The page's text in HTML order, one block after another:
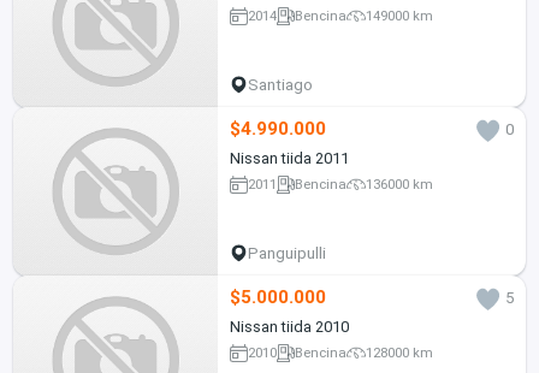
2014 Bencina 149000 km
Santiago
$4.990.000
0
Nissan tiida 2011
2011 Bencina 136000 km
Panguipulli
$5.000.000
5
Nissan tiida 2010
2010 Bencina 128000 km